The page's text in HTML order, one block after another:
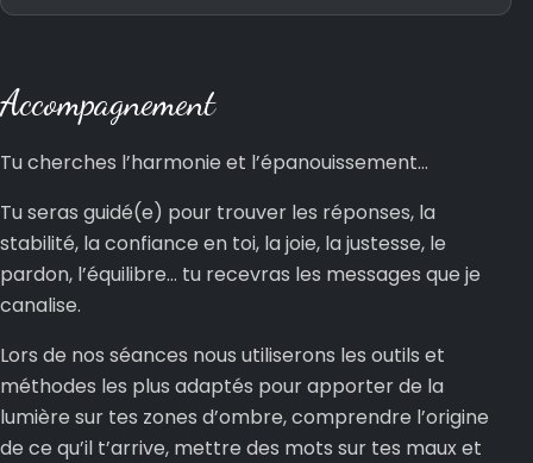
Accompagnement
Tu cherches l’harmonie et l’épanouissement…
Tu seras guidé(e) pour trouver les réponses, la
stabilité, la confiance en toi, la joie, la justesse, le
pardon, l’équilibre… tu recevras les messages que je
canalise.
Lors de nos séances nous utiliserons les outils et
méthodes les plus adaptés pour apporter de la
lumière sur tes zones d’ombre, comprendre l’origine
de ce qu’il t’arrive, mettre des mots sur tes maux et